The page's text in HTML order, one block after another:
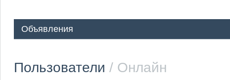
Объявления
Пользователи / Онлайн